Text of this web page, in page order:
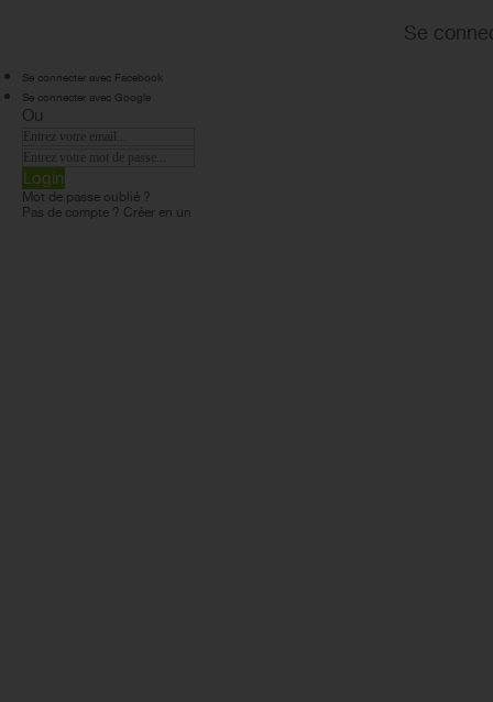
Se
Se connecter avec Facebook
Se connecter avec Google
Ou
Login
Mot de passe oublié ?
Pas de compte ? Créer en un